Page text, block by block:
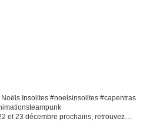
Insolites #noelsinsolites #capentras
et 23 décembre prochains, retrouvez